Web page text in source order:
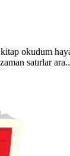
okudum
satırlar ara..